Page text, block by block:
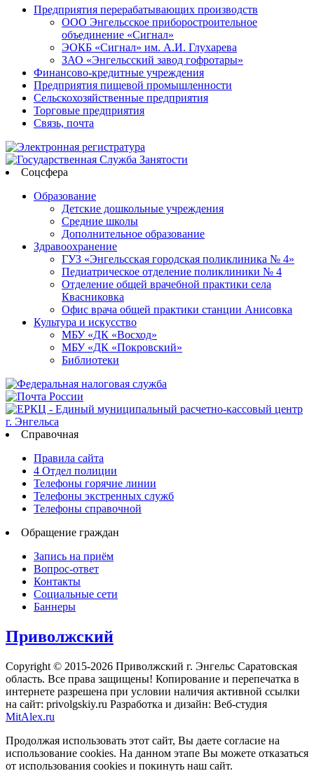
Предприятия перерабатывающих производств
ООО Энгельсское приборостроительное
объединение «Сигнал»
ЭОКБ «Сигнал» им. А.И. Глухарева
ЗАО «Энгельсский завод гофротары»
Финансово-кредитные учреждения
Предприятия пищевой промышленности
Сельскохозяйственные предприятия
Торговые предприятия
Связь, почта
Соцсфера
Образование
Детские дошкольные учреждения
Средние школы
Дополнительное образование
Здравоохранение
ГУЗ «Энгельсская городская поликлиника № 4»
Педиатрическое отделение поликлиники № 4
Отделение общей врачебной практики села
Квасниковка
Офис врача общей практики станции Анисовка
Культура и искусство
МБУ «ДК «Восход»
МБУ «ДК «Покровский»
Библиотеки
Справочная
Правила сайта
4 Отдел полиции
Телефоны горячие линии
Телефоны экстренных служб
Телефоны справочной
Обращение граждан
Запись на приём
Вопрос-ответ
Контакты
Социальные сети
Баннеры
Приволжский
Copyright © 2015-2026 Приволжский г. Энгельс Саратовская
область. Все права защищены! Копирование и перепечатка в
интернете разрешена при условии наличия активной ссылки
на сайт: privolgskiy.ru Разработка и дизайн: Веб-студия
MitAlex.ru
Продолжая использовать этот сайт, Вы даете согласие на
использование cookies. На данном этапе Вы можете отказаться
от использования cookies и покинуть наш сайт.